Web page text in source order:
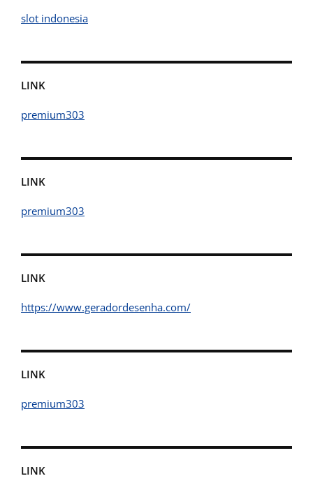
slot indonesia
LINK
premium303
LINK
premium303
LINK
https://www.geradordesenha.com/
LINK
premium303
LINK